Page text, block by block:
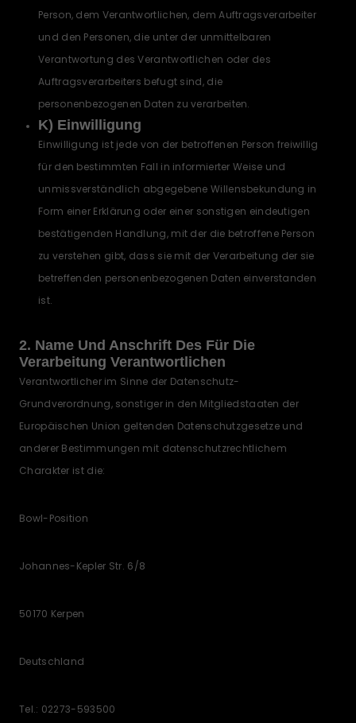
Person, dem Verantwortlichen, dem Auftragsverarbeiter
und den Personen, die unter der unmittelbaren
Verantwortung des Verantwortlichen oder des
Auftragsverarbeiters befugt sind, die
personenbezogenen Daten zu verarbeiten.
K) Einwilligung
Einwilligung ist jede von der betroffenen Person freiwillig
für den bestimmten Fall in informierter Weise und
unmissverständlich abgegebene Willensbekundung in
Form einer Erklärung oder einer sonstigen eindeutigen
bestätigenden Handlung, mit der die betroffene Person
zu verstehen gibt, dass sie mit der Verarbeitung der sie
betreffenden personenbezogenen Daten einverstanden
ist.
2. Name Und Anschrift Des Für Die
Verarbeitung Verantwortlichen
Verantwortlicher im Sinne der Datenschutz-
Grundverordnung, sonstiger in den Mitgliedstaaten der
Europäischen Union geltenden Datenschutzgesetze und
anderer Bestimmungen mit datenschutzrechtlichem
Charakter ist die:
Bowl-Position
Johannes-Kepler Str. 6/8
50170 Kerpen
Deutschland
Tel.: 02273-593500